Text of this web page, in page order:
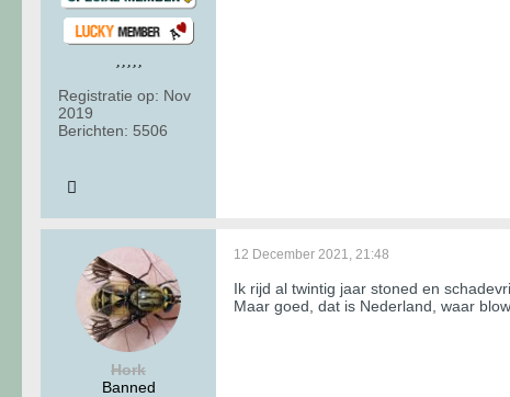
Registratie op: Nov
2019
Berichten: 5506
Hork
Banned
12 December 2021, 21:48
Ik rijd al twintig jaar stoned en
Maar goed, dat is Nederland, waar